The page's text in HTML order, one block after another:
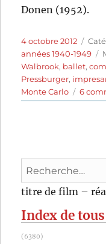
Donen (1952).
Publié
le
4 octobre 2012
années 1940-1949
Walbrook, ballet,
Pressburger,
Monte Carlo
6
Recherche
pour
titre de film –
Index de
(6380)